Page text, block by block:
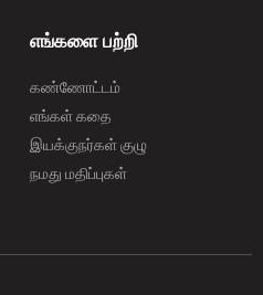
எங்களை பற்றி
கண்ணோட்டம்
எங்கள் கதை
இயக்குநர்கள் குழு
நமது மதிப்புகள்